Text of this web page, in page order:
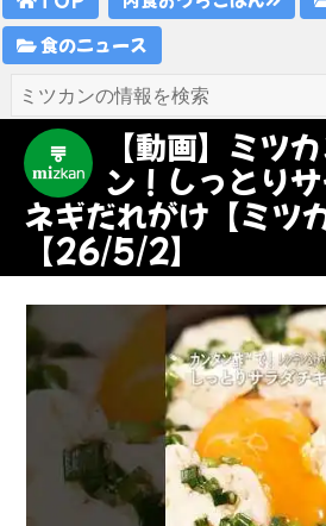
食のニュース
【動画】ミツ
ン！しっとり
ネギだれがけ【ミツ
【26/5/2】